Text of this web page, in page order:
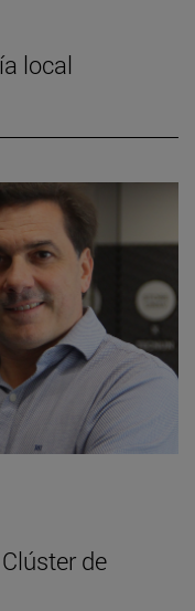
local
de